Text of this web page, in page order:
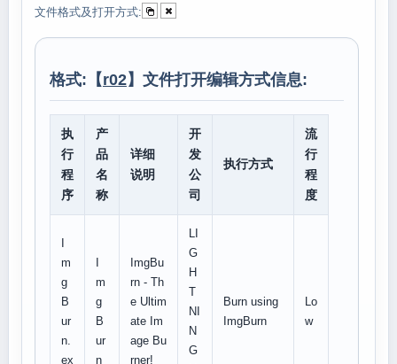
文件格式及打开方式:
格式:【r02】文件打开编辑方式信息:
执
行
程
序
产
品
名
称
详细
说明
开
发
公
司
执行方式
流
行
程
度
m
g
B
ur
n.
ex
m
g
B
ur
n
ImgBu
rn - Th
e Ultim
ate Im
age Bu
rner!
LI
G
H
T
NI
N
G
Burn using
ImgBurn
Lo
w